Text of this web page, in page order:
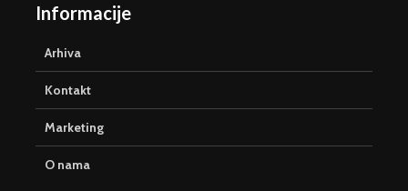
Informacije
Arhiva
Kontakt
Marketing
O nama